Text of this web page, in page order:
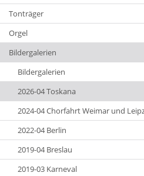
Tonträger
Orgel
Bildergalerien
Bildergalerien
2026-04 Toskana
2024-04 Chorfahrt Weimar und
2022-04 Berlin
2019-04 Breslau
2019-03 Karneval